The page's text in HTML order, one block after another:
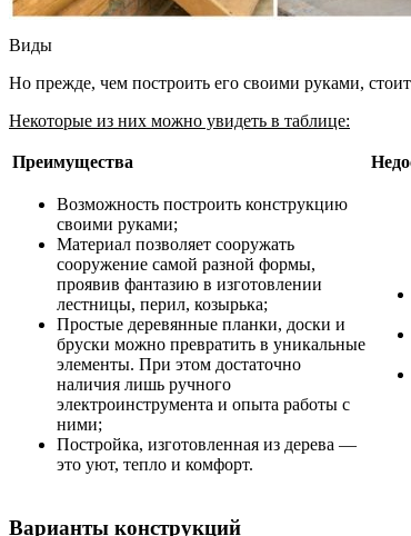
Виды
Но прежде, чем построить его своими руками,
Некоторые из них можно увидеть в таблице:
Преимущества
Возможность построить конструкцию
своими руками;
Материал позволяет сооружать
сооружение самой разной формы,
проявив фантазию в изготовлении
лестницы, перил, козырька;
Простые деревянные планки, доски и
бруски можно превратить в уникальные
элементы. При этом достаточно
наличия лишь ручного
электроинструмента и опыта работы с
ними;
Постройка, изготовленная из дерева —
это уют, тепло и комфорт.
Варианты конструкций